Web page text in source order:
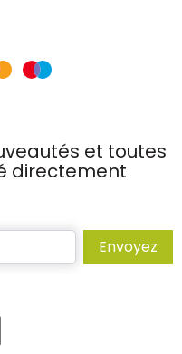
et toutes
directement
Envoyez